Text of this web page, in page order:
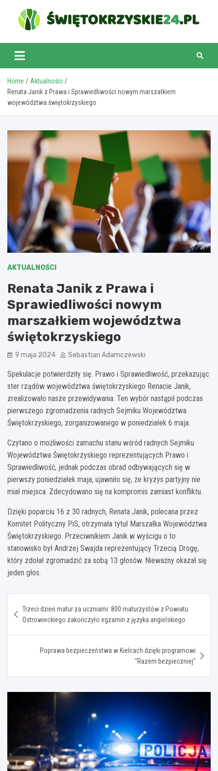
content
swietokrzyskie24.pl
Home
Aktualności
Renata Janik z Prawa i Sprawiedliwości nowym marszałkiem
województwa świętokrzyskiego
AKTUALNOŚCI
Renata Janik z Prawa i
Sprawiedliwości nowym
marszałkiem województwa
świętokrzyskiego
9 maja 2024 Sebastian Adamczewski
Spekulacje potwierdziły się. Prawo i Sprawiedliwość, przekazując
ster rządów województwa świętokrzyskiego Renacie Janik,
zrealizowało nasze przewidywania. Ten wybór nastąpił podczas
pierwszego zgromadzenia radnych Sejmiku Województwa
Świętokrzyskiego, zorganizowanego w poniedziałek 6 maja.
Czytano o możliwości zamachu stanu wśród radnych Sejmiku
Województwa Świętokrzyskiego reprezentujących Prawo i
Sprawiedliwość, jednak podczas obrad odbywających się w
pierwszy poniedziałek maja, ujawniło się, że kryzys partyjny nie
miał miejsca. Zdecydowano się na kompromis zamiast konfliktu.
Dzięki poparciu 16 z 30 radnych, Renata Janik, polecana przez
Komitet Polityczny PiS, otrzymała tytuł Marszałka Województwa
Świętokrzyskiego. Przeciwnikiem Janik w wyścigu o to
stanowisko był Andrzej Swajda reprezentujący Trzecią Drogę,
który zdołał zgromadzić za sobą 13 głosów. Nieważny okazał się
jeden głos.
wpisu
Trzeci dzień matur za uczniami: 800 maturzystów z Powiatu
Ostrowieckiego zakończyło egzamin z języka angielskiego
Poprawa bezpieczeństwa w Kielcach dzięki programowi
"Razem bezpieczniej"